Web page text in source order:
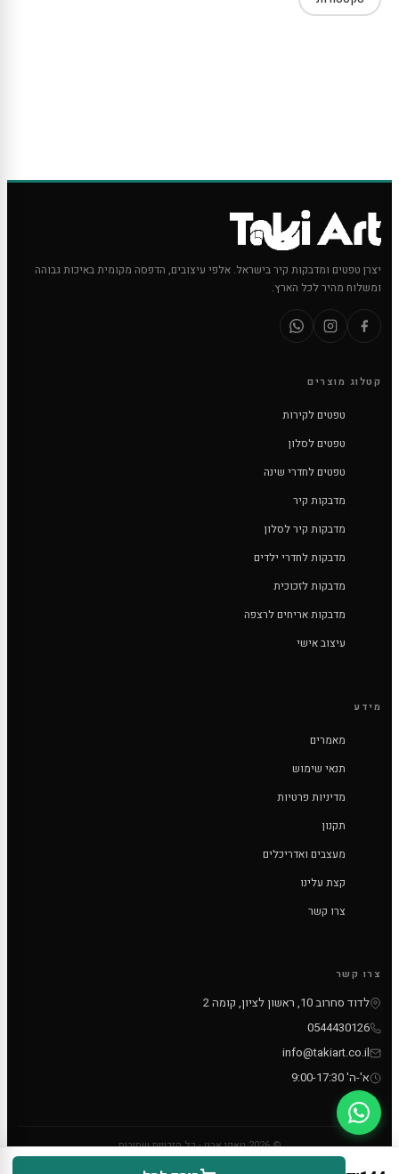
יצרן טפטים ומדבקות קיר בישראל. אלפי עיצובים, הדפסה מקומית באיכות גבוהה
ומשלוח מהיר לכל הארץ.
קטלוג מוצרים
טפטים לקירות
טפטים לסלון
טפטים לחדרי שינה
מדבקות קיר
מדבקות קיר לסלון
מדבקות לחדרי ילדים
מדבקות לזכוכית
מדבקות אריחים לרצפה
עיצוב אישי
מידע
מאמרים
תנאי שימוש
מדיניות פרטיות
תקנון
מעצבים ואדריכלים
קצת עלינו
צרו קשר
צרו קשר
לדוד סחרוב 10, ראשון לציון, קומה 2
0544430126
info@takiart.co.il
א'-ה' 9:00-17:30
© 2026 טאקי ארט - כל הזכויות שמורות